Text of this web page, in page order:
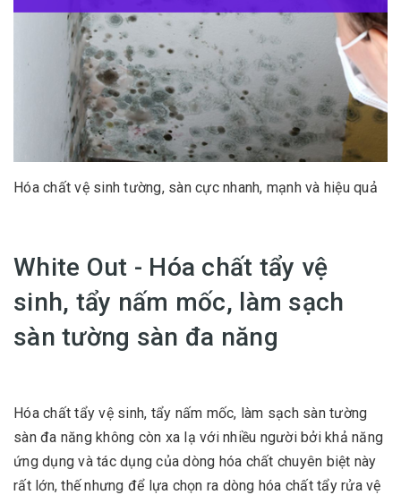
Hóa chất vệ sinh tường, sàn cực nhanh, mạnh và hiệu quả
White Out - Hóa chất tẩy vệ
sinh, tẩy nấm mốc, làm sạch
sàn tường sàn đa năng
Hóa chất tẩy vệ sinh, tẩy nấm mốc, làm sạch sàn tường
sàn đa năng không còn xa lạ với nhiều người bởi khả năng
ứng dụng và tác dụng của dòng hóa chất chuyên biệt này
rất lớn, thế nhưng để lựa chọn ra dòng hóa chất tẩy rửa vệ